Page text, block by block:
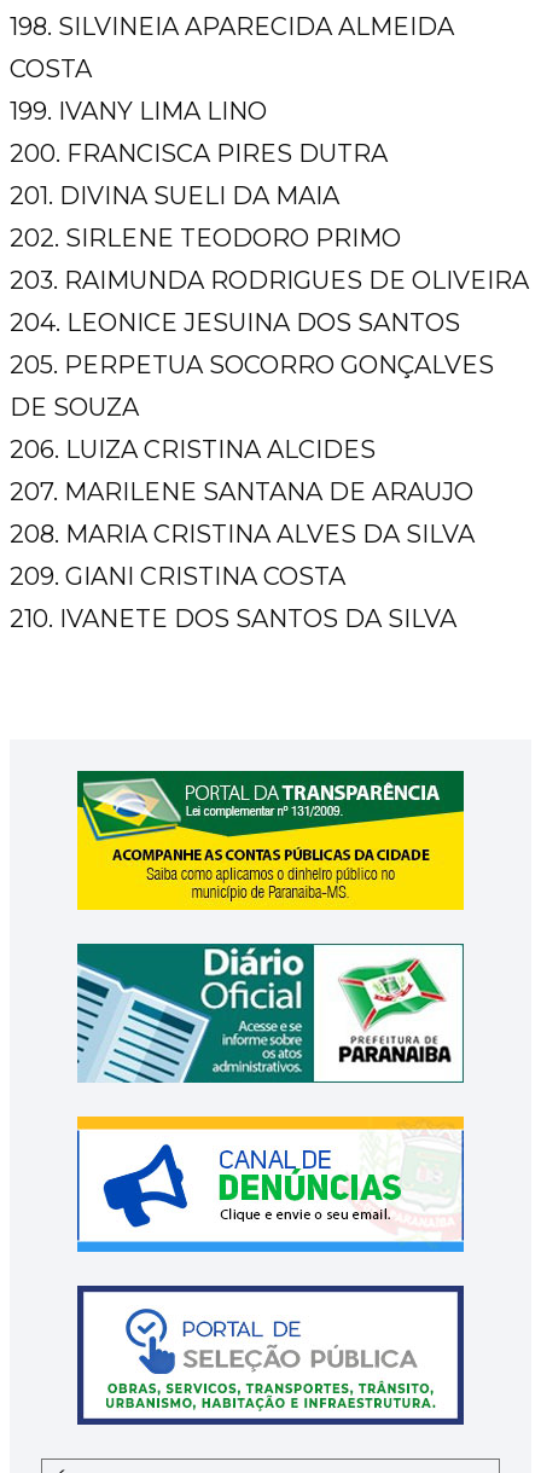
198. SILVINEIA APARECIDA ALMEIDA
COSTA
199. IVANY LIMA LINO
200. FRANCISCA PIRES DUTRA
201. DIVINA SUELI DA MAIA
202. SIRLENE TEODORO PRIMO
203. RAIMUNDA RODRIGUES DE OLIVEIRA
204. LEONICE JESUINA DOS SANTOS
205. PERPETUA SOCORRO GONÇALVES
DE SOUZA
206. LUIZA CRISTINA ALCIDES
207. MARILENE SANTANA DE ARAUJO
208. MARIA CRISTINA ALVES DA SILVA
209. GIANI CRISTINA COSTA
210. IVANETE DOS SANTOS DA SILVA